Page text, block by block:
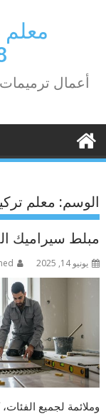
أعمال ترميمات
الوسم: معلم
مبلط سيراميك الدمام
يونيو 14, 2025
وملائمة لجميع